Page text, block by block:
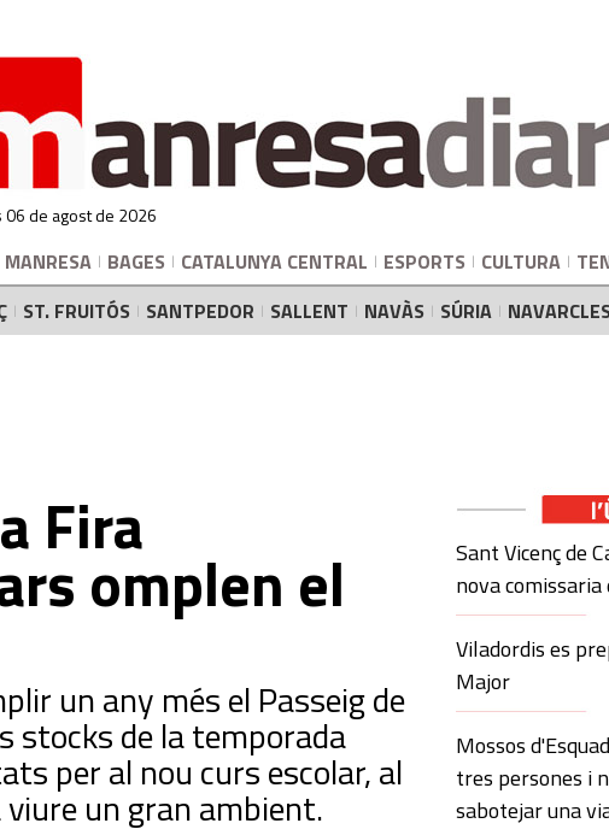
06 de agost de 2026
MANRESA BAGES CATALUNYA CENTRAL ESPORTS CULTURA
ST. FRUITÓS SANTPEDOR SALLENT NAVÀS SÚRIA
Fira
omplen el
un any més el Passeig de
stocks de la temporada
per al nou curs escolar, al
un gran ambient.
Sant Vicenç de
nova comissaria
Viladordis es
Major
Mossos
tres persones i
sabotejar una